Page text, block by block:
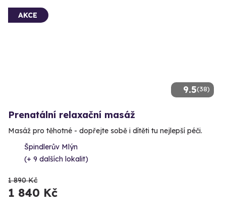
9.5(38)
AKCE
Prenatální relaxační masáž
Masáž pro těhotné - dopřejte sobě i dítěti tu nejlepší péči.
Špindlerův Mlýn
(+ 9 dalších lokalit)
1 890 Kč
1 840 Kč